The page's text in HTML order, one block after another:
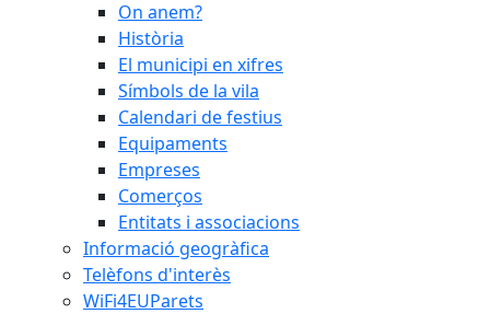
On anem?
Història
El municipi en xifres
Símbols de la vila
Calendari de festius
Equipaments
Empreses
Comerços
Entitats i associacions
Informació geogràfica
Telèfons d'interès
WiFi4EUParets